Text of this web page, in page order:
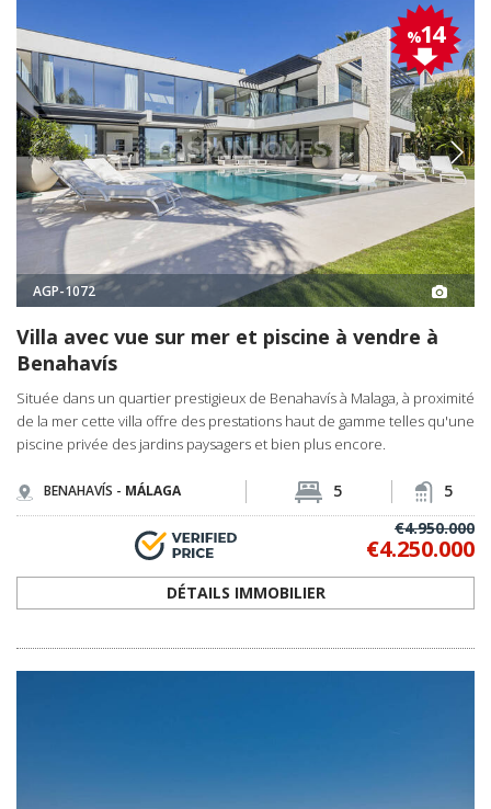
%14
AGP-1072
Villa avec vue sur mer et piscine à vendre à
Benahavís
Située dans un quartier prestigieux de Benahavís à Malaga, à proximité
de la mer cette villa offre des prestations haut de gamme telles qu'une
piscine privée des jardins paysagers et bien plus encore.
BENAHAVÍS - MÁLAGA 5
5
€4.950.000
€4.250.000
DÉTAILS IMMOBILIER